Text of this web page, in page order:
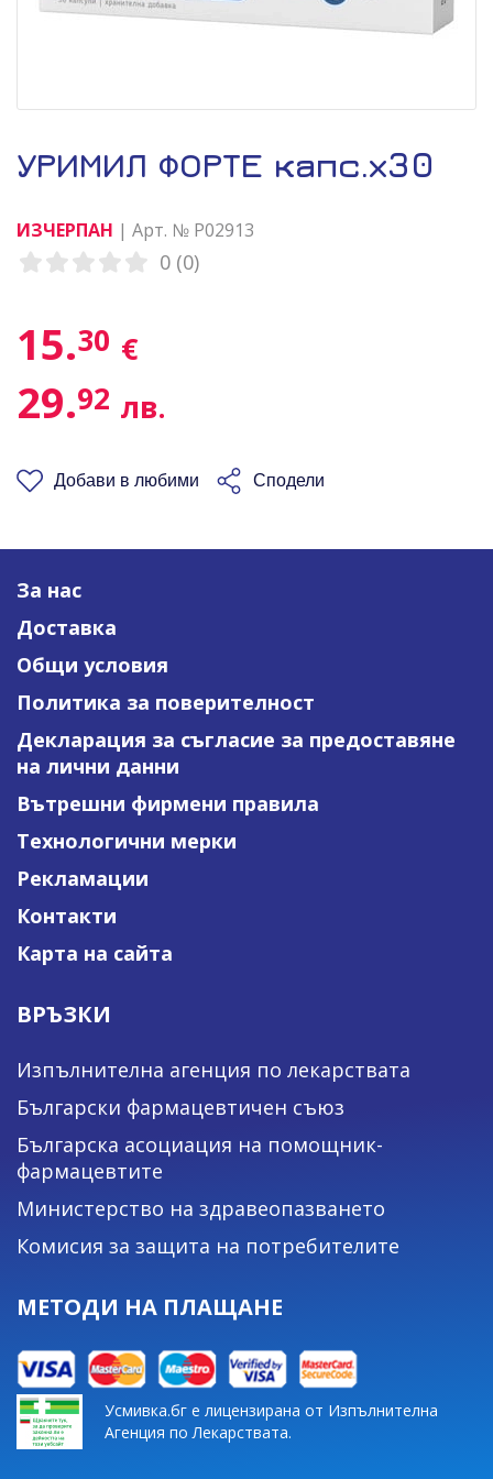
УРИМИЛ ФОРТЕ капс.х30
ИЗЧЕРПАН | Арт. № P02913
0 (0)
15.30 €
29.92 лв.
Добави в любими Сподели
За нас
Доставка
Общи условия
Политика за поверителност
Декларация за съгласие за предоставяне
на лични данни
Вътрешни фирмени правила
Технологични мерки
Рекламации
Контакти
Карта на сайта
ВРЪЗКИ
Изпълнителна агенция по лекарствата
Български фармацевтичен съюз
Българска асоциация на помощник-
фармацевтите
Министерство на здравеопазването
Комисия за защита на потребителите
МЕТОДИ НА ПЛАЩАНЕ
Усмивка.бг е лицензирана от Изпълнителна
Агенция по Лекарствата.